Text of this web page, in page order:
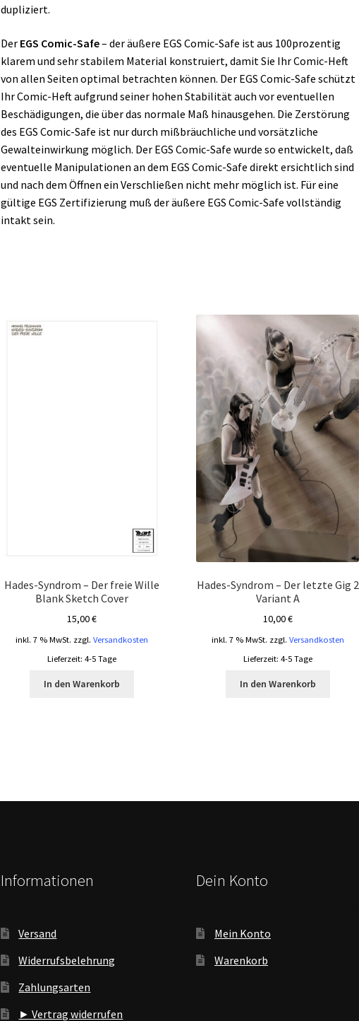
dupliziert.
Der EGS Comic-Safe– der äußere EGS Comic-Safe ist aus 100prozentig
klarem und sehr stabilem Material konstruiert, damit Sie Ihr Comic-Heft
von allen Seiten optimal betrachten können. Der EGS Comic-Safe schützt
Ihr Comic-Heft aufgrund seiner hohen Stabilität auch vor eventuellen
Beschädigungen, die über das normale Maß hinausgehen. Die Zerstörung
des EGS Comic-Safe ist nur durch mißbräuchliche und vorsätzliche
Gewalteinwirkung möglich. Der EGS Comic-Safe wurde so entwickelt, daß
eventuelle Manipulationen an dem EGS Comic-Safe direkt ersichtlich sind
und nach dem Öffnen ein Verschließen nicht mehr möglich ist. Für eine
gültige EGS Zertifizierung muß der äußere EGS Comic-Safe vollständig
intakt sein.
Hades-Syndrom – Der freie Wille
Blank Sketch Cover
15,00€
inkl. 7 % MwSt. zzgl.Versandkosten
Lieferzeit:4-5 Tage
In den Warenkorb
Hades-Syndrom – Der letzte Gig 2
Variant A
10,00€
inkl. 7 % MwSt. zzgl. Versandkosten
Lieferzeit: 4-5 Tage
In den Warenkorb
Informationen
Versand
Widerrufsbelehrung
Zahlungsarten
► Vertrag widerrufen
Dein Konto
Mein Konto
Warenkorb